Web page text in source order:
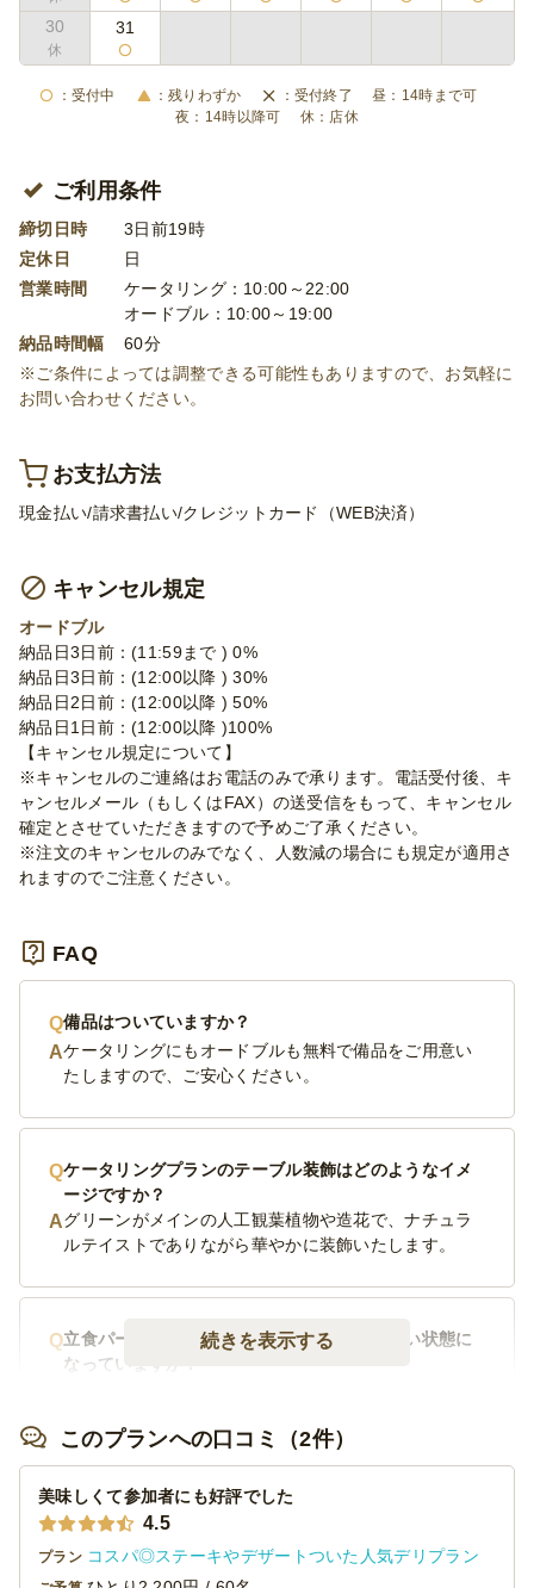
30 31
受付中 残りわずか 受付終了
14時まで可
14時以降可
店休
ご利用条件
締切日時
3日前19時
定休日
日
営業時間
ケータリング：10:00～22:00
オードブル：10:00～19:00
納品時間幅
60分
※ご条件によっては調整できる可能性もありますので、お気軽に
お問い合わせください。
お支払方法
現金払い/請求書払い/クレジットカード（WEB決済）
キャンセル規定
オードブル
納品日3日前：(11:59まで ) 0%
納品日3日前：(12:00以降 ) 30%
納品日2日前：(12:00以降 ) 50%
納品日1日前：(12:00以降 )100%
【キャンセル規定について】
※キャンセルのご連絡はお電話のみで承ります。電話受付後、キ
ャンセルメール（もしくはFAX）の送受信をもって、キャンセル
確定とさせていただきますので予めご了承ください。
※注文のキャンセルのみでなく、人数減の場合にも規定が適用さ
れますのでご注意ください。
FAQ
備品はついていますか？
ケータリングにもオードブルも無料で備品をご用意い
たしますので、ご安心ください。
ケータリングプランのテーブル装飾はどのようなイメ
ージですか？
グリーンがメインの人工観葉植物や造花で、ナチュラ
ルテイストでありながら華やかに装飾いたします。
立食パーティーなのですが、お料理は取り易い状態に
なっていますか？
ったフィンガーフードをお楽しみください。
続きを表示する
このプランへの口コミ（2件）
美味しくて参加者にも好評でした
4.5
プラン コスパ◎ステーキやデザートついた人気デリプラン